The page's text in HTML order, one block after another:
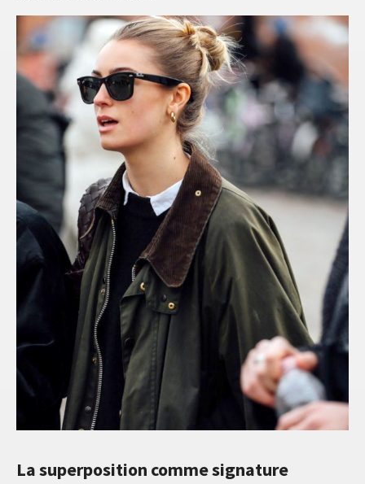
La superposition comme signature